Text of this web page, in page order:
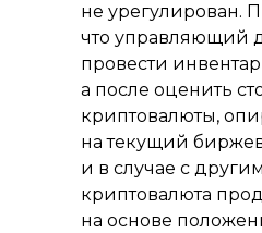
не урегулирован.
что управляющий
провести
а после оценить
криптовалюты,
на текущий
и в случае с
криптовалюта
на основе